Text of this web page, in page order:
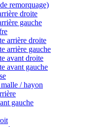
remorquage)
droite
gauche
arrière droite
arrière gauche
avant droite
avant gauche
/ hayon
gauche